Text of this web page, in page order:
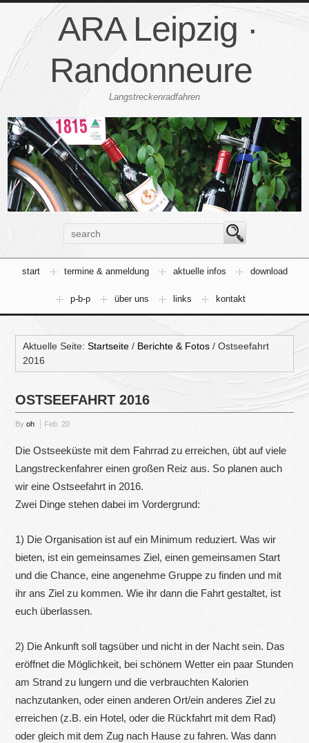
ARA Leipzig ·
Randonneure
Langstreckenradfahren
start termine & anmeldung aktuelle infos download
p-b-p über uns links kontakt
Aktuelle Seite:Startseite / Berichte & Fotos / Ostseefahrt
2016
OSTSEEFAHRT 2016
Byoh Feb. 20
Die Ostseeküste mit dem Fahrrad zu erreichen, übt auf viele
Langstreckenfahrer einen großen Reiz aus. So planen auch
wir eine Ostseefahrt in 2016.
Zwei Dinge stehen dabei im Vordergrund:
1) Die Organisation ist auf ein Minimum reduziert. Was wir
bieten, ist ein gemeinsames Ziel, einen gemeinsamen Start
und die Chance, eine angenehme Gruppe zu finden und mit
ihr ans Ziel zu kommen. Wie ihr dann die Fahrt gestaltet, ist
euch überlassen.
2) Die Ankunft soll tagsüber und nicht in der Nacht sein. Das
eröffnet die Möglichkeit, bei schönem Wetter ein paar Stunden
am Strand zu lungern und die verbrauchten Kalorien
nachzutanken, oder einen anderen Ort/ein anderes Ziel zu
erreichen (z.B. ein Hotel, oder die Rückfahrt mit dem Rad)
oder gleich mit dem Zug nach Hause zu fahren. Was dann